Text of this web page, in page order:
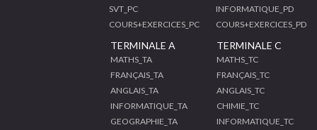
SVT_PC
COURS+EXERCICES_PC
INFORMATIQUE_PD
COURS+EXERCICES_PD
TERMINALE A
MATHS_TA
FRANÇAIS_TA
ANGLAIS_TA
INFORMATIQUE_TA
GEOGRAPHIE_TA
TERMINALE C
MATHS_TC
FRANÇAIS_TC
ANGLAIS_TC
CHIMIE_TC
INFORMATIQUE_TC